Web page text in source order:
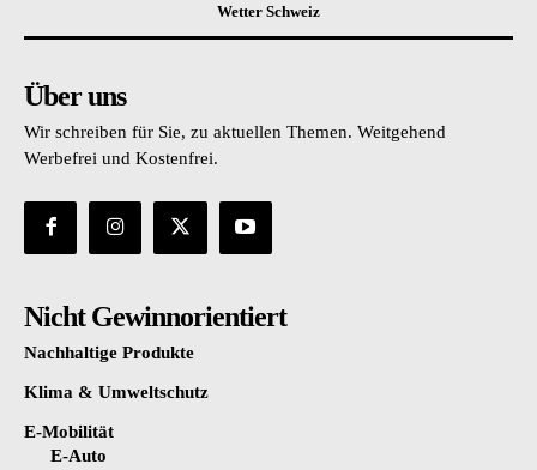
Wetter Schweiz
Über uns
Wir schreiben für Sie, zu aktuellen Themen. Weitgehend
Werbefrei und Kostenfrei.
Nicht Gewinnorientiert
Nachhaltige Produkte
Klima & Umweltschutz
E-Mobilität
E-Auto